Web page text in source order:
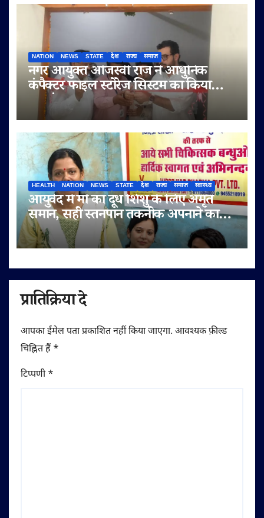
NATION NEWS STATE देश राज्य समाज
नगर आयुक्त ओजस्वी राज ने आधुनिक
कंपैक्टर फाइल स्टोरेज सिस्टम का किया
शुभारंभ
HEALTH NATION NEWS STATE देश राज्य समाज स्वास्थ्य
आयुर्वेद में माँ का दूध शिशु के लिए अमृत
समान, सही स्तनपान तकनीक अपनाने का
आह्वान
प्रातिक्रिया दे
आपका ईमेल पता प्रकाशित नहीं किया जाएगा. आवश्यक फ़ील्ड
चिह्नित हैं *
टिप्पणी*